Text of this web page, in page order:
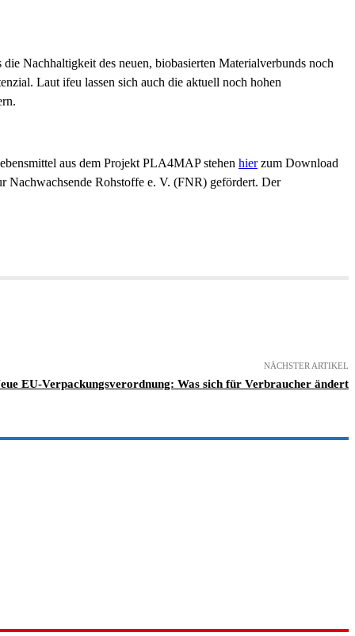
Nachhaltigkeit des neuen, biobasierten Materialverbunds noch
Laut ifeu lassen sich auch die aktuell noch hohen
aus dem Projekt PLA4MAP stehen hierzum Download
Nachwachsende Rohstoffe e. V. (FNR) gefördert. Der
NÄCHSTER ARTIKEL
EU-Verpackungsverordnung: Was sich für Verbraucher ändert